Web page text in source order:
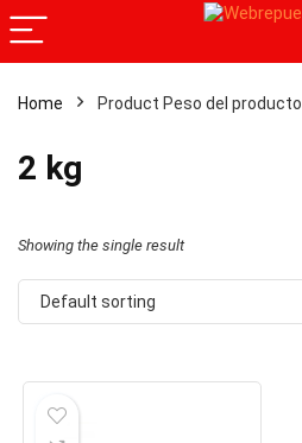
Home Product Peso del producto
‎2 kg
Showing the single result
Default sorting